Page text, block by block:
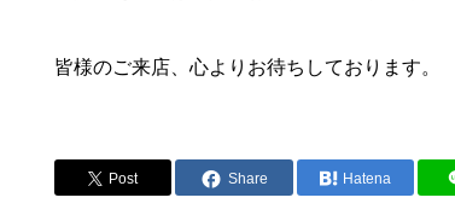
皆様のご来店、心よりお待ちしております。
Post Share Hatena